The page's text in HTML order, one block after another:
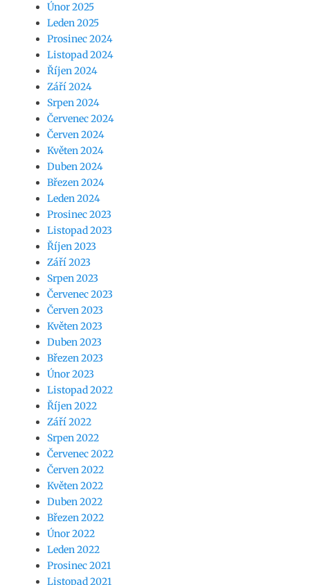
Únor 2025
Leden 2025
Prosinec 2024
Listopad 2024
Říjen 2024
Září 2024
Srpen 2024
Červenec 2024
Červen 2024
Květen 2024
Duben 2024
Březen 2024
Leden 2024
Prosinec 2023
Listopad 2023
Říjen 2023
Září 2023
Srpen 2023
Červenec 2023
Červen 2023
Květen 2023
Duben 2023
Březen 2023
Únor 2023
Listopad 2022
Říjen 2022
Září 2022
Srpen 2022
Červenec 2022
Červen 2022
Květen 2022
Duben 2022
Březen 2022
Únor 2022
Leden 2022
Prosinec 2021
Listopad 2021